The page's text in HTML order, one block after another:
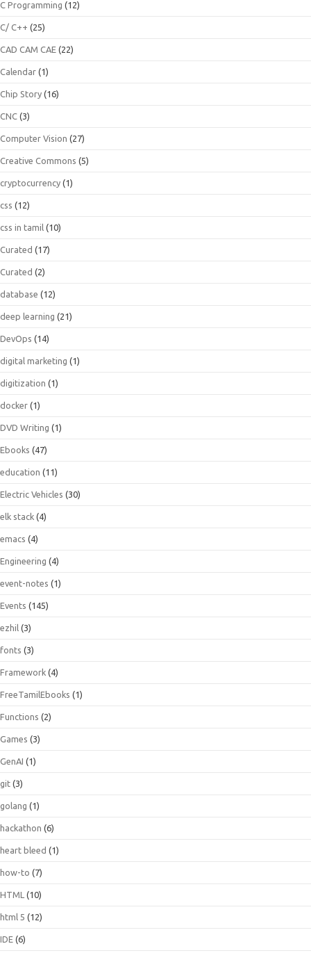
C Programming (12)
C/ C++ (25)
CAD CAM CAE (22)
Calendar (1)
Chip Story (16)
CNC (3)
Computer Vision (27)
Creative Commons (5)
cryptocurrency (1)
css (12)
css in tamil (10)
Curated (17)
Curated (2)
database (12)
deep learning (21)
DevOps (14)
digital marketing (1)
digitization (1)
docker (1)
DVD Writing (1)
Ebooks (47)
education (11)
Electric Vehicles (30)
elk stack (4)
emacs (4)
Engineering (4)
event-notes (1)
Events (145)
ezhil (3)
fonts (3)
Framework (4)
FreeTamilEbooks (1)
Functions (2)
Games (3)
GenAI (1)
git (3)
golang (1)
hackathon (6)
heart bleed (1)
how-to (7)
HTML (10)
html 5 (12)
IDE (6)